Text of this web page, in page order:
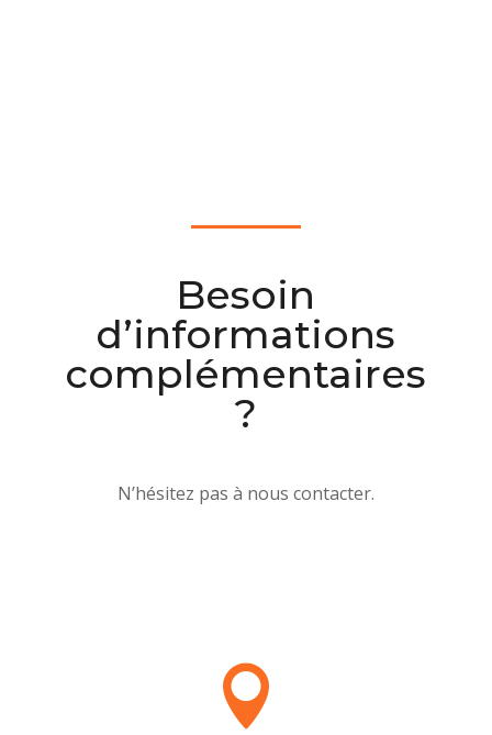
Besoin
d’informations
complémentaires
?
N’hésitez pas à nous contacter.
